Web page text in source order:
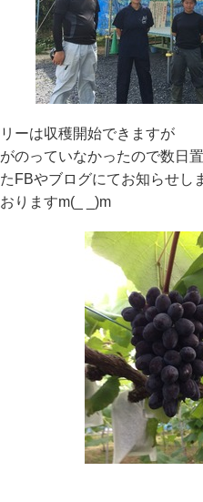
ーは収穫開始できますが
のっていなかったので数日
FBやブログにてお知らせし
りますm(_ _)m